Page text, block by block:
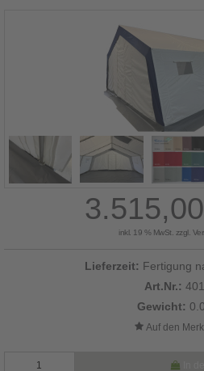
inkl. 19 % MwSt. zzgl.
Lieferzeit: Fertigung
Art.Nr.:
Gewicht: